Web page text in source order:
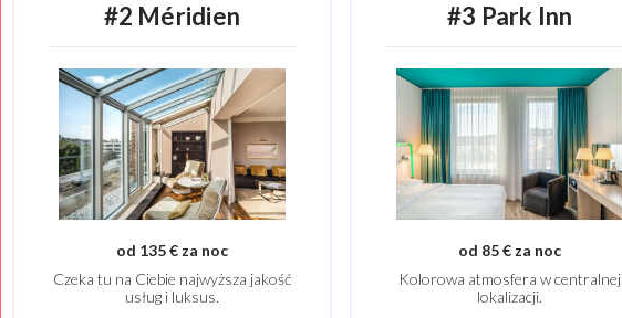
#2 Méridien
od 135 € za noc
Czeka tu na Ciebie najwyższa jakość
usług i luksus.
#3 Park Inn
od 85 € za noc
Kolorowa atmosfera w centralnej
lokalizacji.